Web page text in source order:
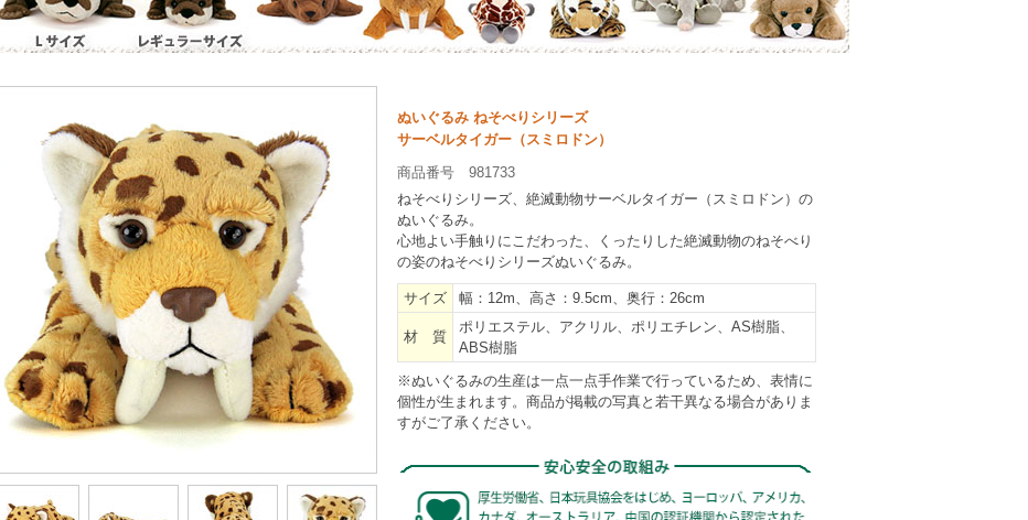
ぬいぐるみ ねそべりシリーズ
サーベルタイガー（スミロドン）
商品番号 981733
ねそべりシリーズ、絶滅動物サーベルタイガー（スミロドン）の
ぬいぐるみ。
心地よい手触りにこだわった、くったりした絶滅動物のねそべり
の姿のねそべりシリーズぬいぐるみ。
サイズ 幅：12m、高さ：9.5cm、奥行：26cm
材 質
ポリエステル、アクリル、ポリエチレン、AS樹脂、
ABS樹脂
※ぬいぐるみの生産は一点一点手作業で行っているため、表情に
個性が生まれます。商品が掲載の写真と若干異なる場合がありま
すがご了承ください。